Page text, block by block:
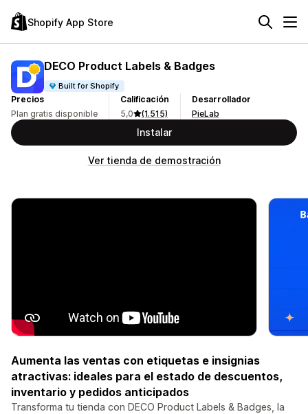
Shopify App Store
DECO Product Labels & Badges
Built for Shopify
Precios
Plan gratis disponible
Calificación
5,0
(1.515)
Desarrollador
PieLab
Instalar
Ver tienda de demostración
Aumenta las ventas con etiquetas e insignias
atractivas: ideales para el estado de descuentos,
inventario y pedidos anticipados
Transforma tu tienda con DECO Product Labels & Badges, la